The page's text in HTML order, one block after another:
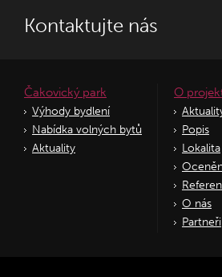
Kontaktujte nás
Čakovický park
Výhody bydlení
Nabídka volných bytů
Aktuality
O
Popis
Lokalita
O nás
Partneři